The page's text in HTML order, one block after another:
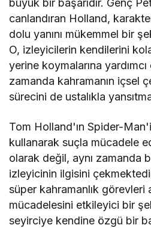
büyük bir başarıdır. Genç
canlandıran Holland,
dolu yanını mükemmel bir
O, izleyicilerin kendilerini
yerine koymalarına yardımcı
zamanda kahramanın içsel
sürecini de ustalıkla
Tom Holland'ın Spider-
kullanarak suçla mücadele
olarak değil, aynı zamanda
izleyicinin ilgisini
süper kahramanlık görevleri
mücadelesini etkileyici bir
seyirciye kendine özgü bir